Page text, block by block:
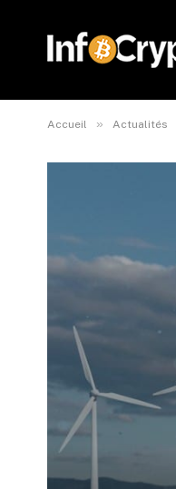
Accueil » Actualités